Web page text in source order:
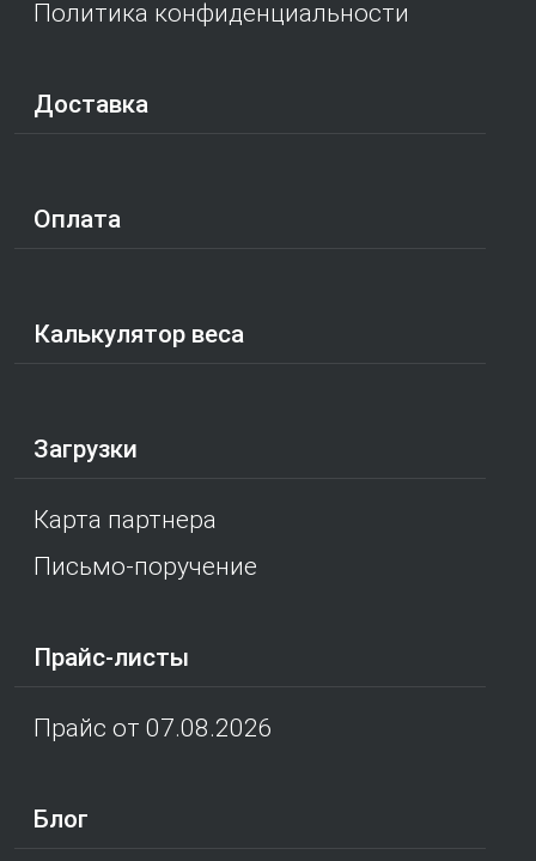
Политика конфиденциальности
Доставка
Оплата
Калькулятор веса
Загрузки
Карта партнера
Письмо-поручение
Прайс-листы
Прайс от 07.08.2026
Блог